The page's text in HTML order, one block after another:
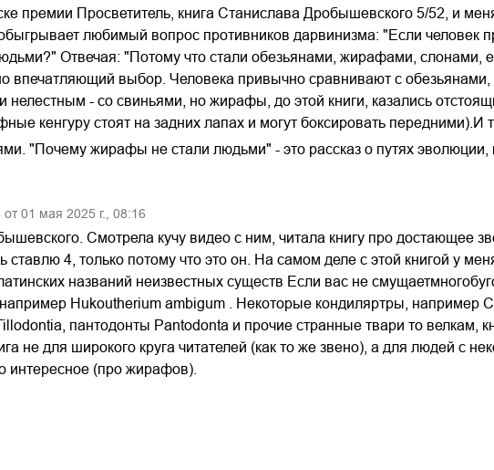
премии Просветитель, книга Станислава Дробышевского 5/52, и
любимый вопрос противников дарвинизма: "Если человек
Отвечая: "Потому что стали обезьянами, жирафами, слонами,
впечатляющий выбор. Человека привычно сравнивают с обезьянами,
нелестным - со свиньями, но жирафы, до этой книги, казались
кенгуру стоят на задних лапах и могут боксировать
"Почему жирафы не стали людьми" - это рассказ о путях
от 01 мая 2025 г., 08:16
Смотрела кучу видео с ним, читала книгу про достающее
ставлю 4, только потому что это он. На самом деле с этой книгой у
названий неизвестных существ Если вас не
например Hukoutherium ambigum . Некоторые кондиляртры, например
пантодонты Pantodonta и прочие странные твари то велкам,
не для широкого круга читателей (как то же звено), а для людей с
интересное (про жирафов).